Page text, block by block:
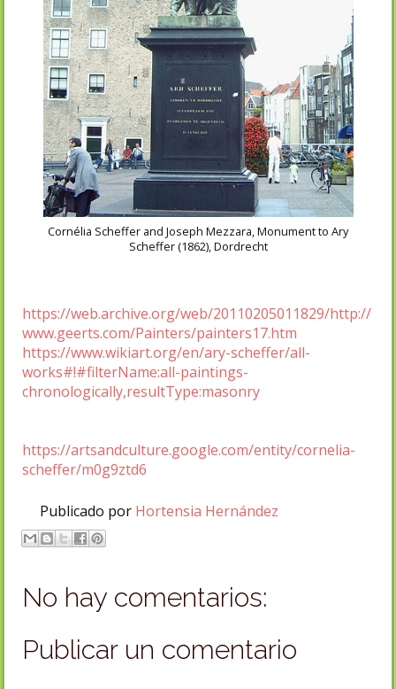
Cornélia Scheffer and Joseph Mezzara, Monument to Ary
Scheffer (1862), Dordrecht
https://web.archive.org/web/20110205011829/http://
www.geerts.com/Painters/painters17.htm
https://www.wikiart.org/en/ary-scheffer/all-
works#!#filterName:all-paintings-
chronologically,resultType:masonry
https://artsandculture.google.com/entity/cornelia-
scheffer/m0g9ztd6
Publicado por Hortensia Hernández
No hay comentarios:
Publicar un comentario